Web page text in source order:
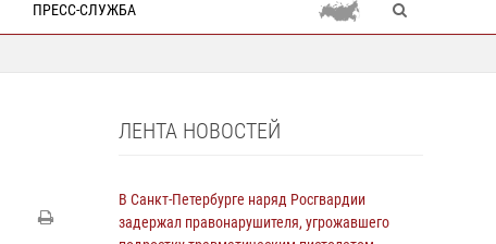
ПРЕСС-СЛУЖБА
ЛЕНТА НОВОСТЕЙ
В Санкт-Петербурге наряд Росгвардии
задержал правонарушителя, угрожавшего